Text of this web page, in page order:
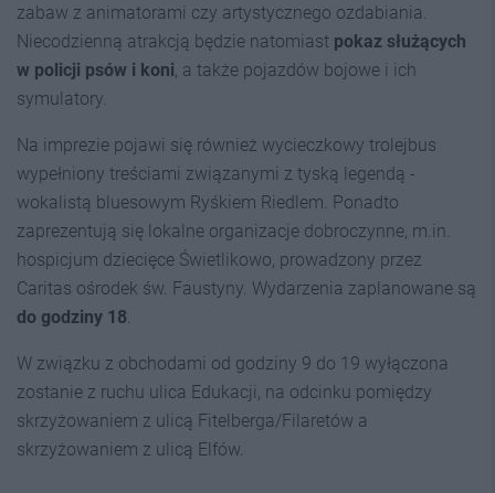
zabaw z animatorami czy artystycznego ozdabiania.
Niecodzienną atrakcją będzie natomiast pokaz służących
w policji psów i koni , a także pojazdów bojowe i ich
symulatory.
Na imprezie pojawi się również wycieczkowy trolejbus
wypełniony treściami związanymi z tyską legendą -
wokalistą bluesowym Ryśkiem Riedlem. Ponadto
zaprezentują się lokalne organizacje dobroczynne, m.in.
hospicjum dziecięce Świetlikowo, prowadzony przez
Caritas ośrodek św. Faustyny. Wydarzenia zaplanowane są
do godziny 18
W związku z obchodami od godziny 9 do 19 wyłączona
zostanie z ruchu ulica Edukacji, na odcinku pomiędzy
skrzyżowaniem z ulicą Fitelberga/Filaretów a
skrzyżowaniem z ulicą Elfów.